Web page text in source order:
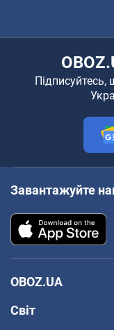
Підписуйтесь,
Завантажуйте
OBOZ.UA
Світ